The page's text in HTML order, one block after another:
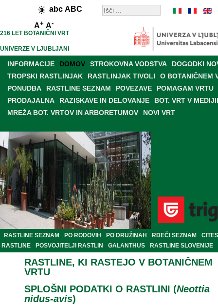
abc ABC
A+ A-
216 LET BOTANIČNI VRT
UNIVERZE V LJUBLJANI
INFORMACIJE DOMOV STROKOVNA VODSTVA
DOGODKI
TROPSKI RASTLINJAK
RASTLINJAK TIVOLI
O BOTANIČNEM
PONUDBA
RASTLINE SEZNAM POVEZAVE
POMAGAM VRTU
PRODAJALNA
RAZISKAVE IN DELOVANJE
BOT. VRT V
MREŽA BOT. VRTOV IN ARBORETUMOV
NOVI VRT
RASTLINE SEZNAM PO RODOVIH PO DRUŽINAH RDEČI SEZNAM
CITES
RASTLINE
POSVOJITELJI RASTLIN GALANTHUS RASTLINE SLOVENIJE
RASTLINE, KI RASTEJO V BOTANIČNEM
VRTU
SPLOŠNI PODATKI O RASTLINI (Neottia
nidus-avis)